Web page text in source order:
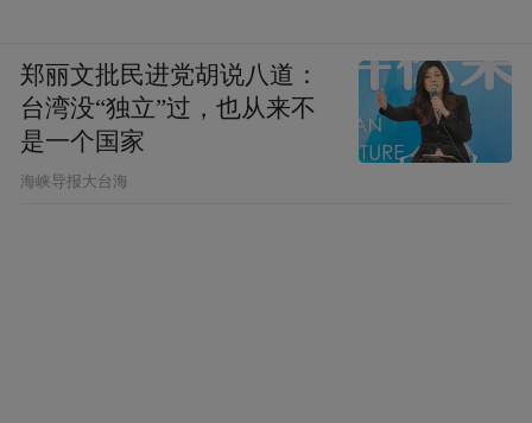
郑丽文批民进党胡说八道：
台湾没“独立”过，也从来不
是一个国家
​海峡导报大台海